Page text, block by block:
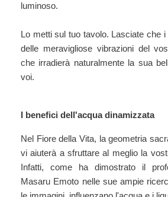
luminoso.
Lo metti sul tuo tavolo. Lasciate che
delle meravigliose vibrazioni del
che irradierà naturalmente la sua
voi.
I benefici dell'acqua dinamizzata
Nel Fiore della Vita, la geometria
vi aiuterà a sfruttare al meglio la
Infatti, come ha dimostrato il
Masaru Emoto nelle sue ampie